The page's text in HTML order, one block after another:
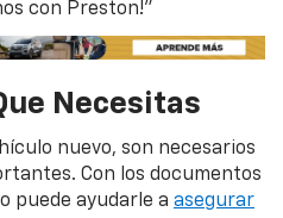
con Preston!"
Necesitas
nuevo, son necesarios
Con los documentos
puede ayudarle a asegurar